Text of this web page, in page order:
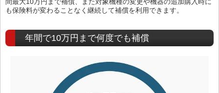
も保険料が変わることなく継続して補償を利用できます。
年間で10万円まで何度でも補償